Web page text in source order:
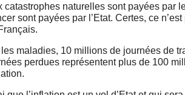
catastrophes naturelles sont payées par
sont payées par l’Etat. Certes, ce
maladies, 10 millions de journées de
perdues représentent plus de 100